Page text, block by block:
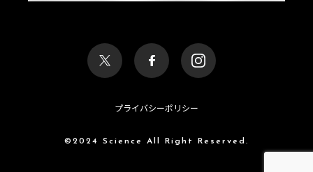
プライバシーポリシー
©2024 Science All Right Reserved.